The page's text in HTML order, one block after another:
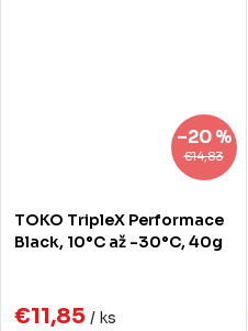
€14,83
–20 %
TOKO TripleX Performace
Black, 10°C až -30°C, 40g
€11,85 / ks